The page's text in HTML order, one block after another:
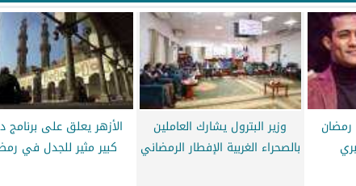
وزير البترول يشارك العاملين
بالصحراء الغربية الإفطار الرمضاني
الأزهر يعلق على برنامج
كبير مثير للجدل في